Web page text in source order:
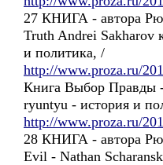
27 КНИГА - автора
Truth Andrei Sakharov
и политика, /
http://www.proza.ru/
Книга Выбор Правды
ryuntyu - история и
http://www.proza.ru/
28 КНИГА - автора
Evil - Nathan